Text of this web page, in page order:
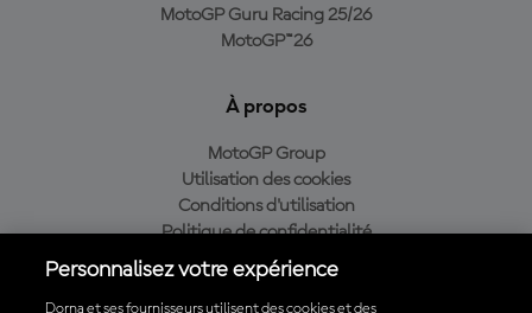
MotoGP Guru Racing 25/26
MotoGP™26
À propos
MotoGP Group
Utilisation des cookies
Conditions d'utilisation
Politique de confidentialité
Politique d’achat
Personnalisez votre expérience
Dorna et ses fournisseurs utilisent des cookies et des